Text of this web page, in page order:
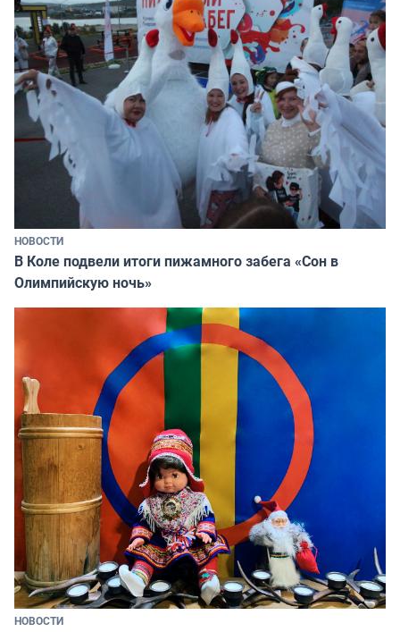
НОВОСТИ
В Коле подвели итоги пижамного забега «Сон в
Олимпийскую ночь»
НОВОСТИ